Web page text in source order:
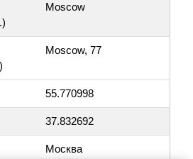
Moscow
Moscow, 77
55.770998
37.832692
Москва